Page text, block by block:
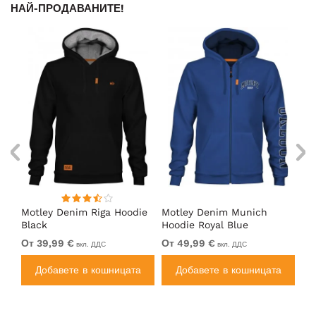
НАЙ-ПРОДАВАНИТЕ!
Motley Denim Riga Hoodie
Black
От 39,99 € вкл. ДДС
Добавете в кошницата
Motley Denim Munich
Hoodie Royal Blue
От 49,99 € вкл. ДДС
Добавете в кошницата